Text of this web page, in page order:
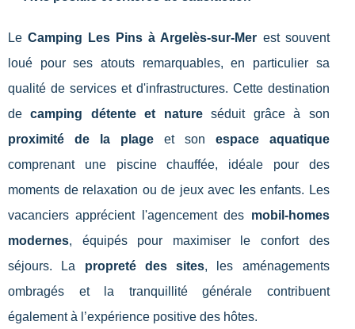
LeCamping Les Pins à Argelès-sur-Mer est souvent
loué pour ses atouts remarquables, en particulier sa
qualité de services et d'infrastructures. Cette destination
decamping détente et natureséduit grâce à son
proximité de la plageet son espace aquatique
comprenant une piscine chauffée, idéale pour des
moments de relaxation ou de jeux avec les enfants. Les
vacanciers apprécient l'agencement des mobil-homes
modernes, équipés pour maximiser le confort des
séjours. La propreté des sites, les aménagements
ombragés et la tranquillité générale contribuent
également à l’expérience positive des hôtes.